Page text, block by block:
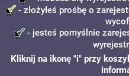
- złożyłeś prośbę o
- jesteś pomyślnie
Kliknij na ikonę "i" przy